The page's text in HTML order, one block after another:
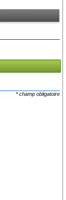
* champ obligatoire